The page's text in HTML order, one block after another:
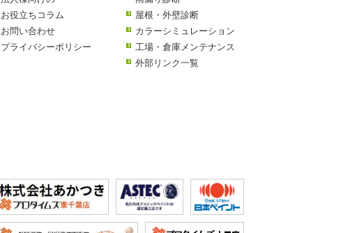
お役立ちコラム
お問い合わせ
プライバシーポリシー
屋根・外壁診断
カラーシミュレーション
工場・倉庫メンテナンス
外部リンク一覧